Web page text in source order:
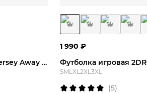
Футболка игровая CSKA Jersey Away 25/26
1 990 ₽
SML XL 2XL 3XL
(5)